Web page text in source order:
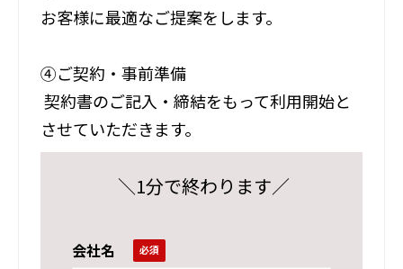
お客様に最適なご提案をします。
④ご契約・事前準備
契約書のご記入・締結をもって利用開始と
させていただきます。
＼1分で終わります／
会社名